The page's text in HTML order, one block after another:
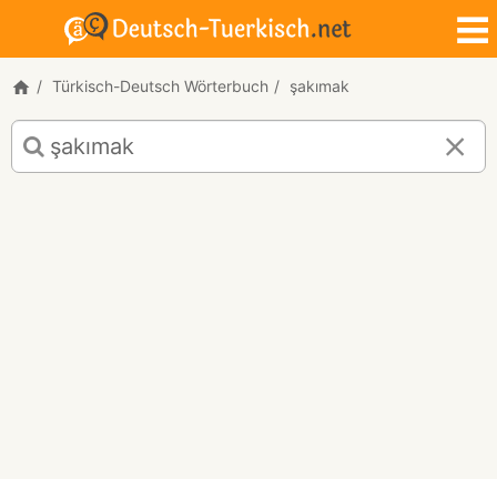
Türkisch-Deutsch Wörterbuch şakımak
Türkisch-
Deutsch
Übersetzung